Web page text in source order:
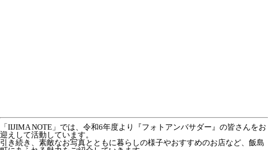
「IIJIMA NOTE」では、令和6年度より『フォトアンバサダー』の皆さんをお
迎えして活動しています。
引き続き、素敵なお写真とともに暮らしの様子やおすすめのお店など、飯島